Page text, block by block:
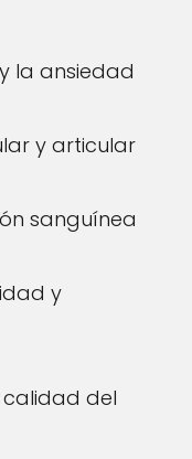
la ansiedad
y articular
sanguínea
y
calidad del